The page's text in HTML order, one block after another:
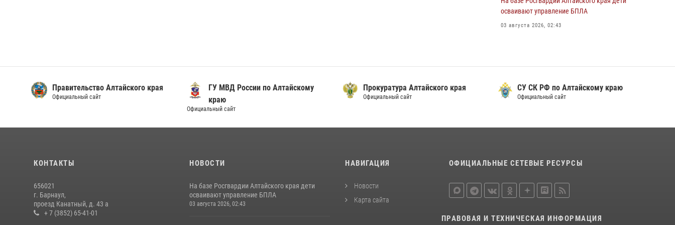
охраны Росгвардии по Алтайскому краю
осваивают управление БПЛА
03 августа 2026, 02:43
Правительство Алтайского края
Официальный сайт
ГУ МВД России по Алтайскому
краю
Официальный сайт
Прокуратура Алтайского края
Официальный сайт
СУ СК РФ по Алтайскому краю
Официальный сайт
КОНТАКТЫ
656021
г. Барнаул,
проезд Канатный, д. 43 а
+ 7 (3852) 65-41-01
НОВОСТИ
На базе Росгвардии Алтайского края дети
осваивают управление БПЛА
03 августа 2026, 02:43
НАВИГАЦИЯ
Новости
Карта сайта
ОФИЦИАЛЬНЫЕ СЕТЕВЫЕ РЕСУРСЫ
ПРАВОВАЯ И ТЕХНИЧЕСКАЯ ИНФОРМАЦИЯ